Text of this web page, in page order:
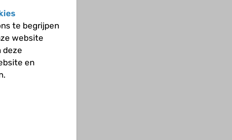
te begrijpen
website
deze
en